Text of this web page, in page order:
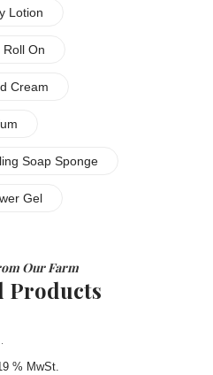
Lotion
On
Cream
Soap Sponge
Gel
Products
Our Farm
% MwSt.